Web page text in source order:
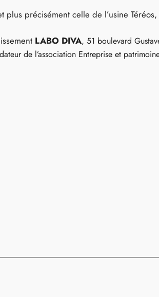
précisément celle de l’usine Téréos,
LABO DIVA, 51 boulevard
de l’association Entreprise et